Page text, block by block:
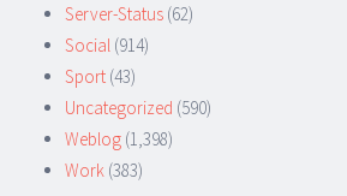
Server-Status (62)
Social (914)
Sport (43)
Uncategorized (590)
Weblog (1,398)
Work (383)